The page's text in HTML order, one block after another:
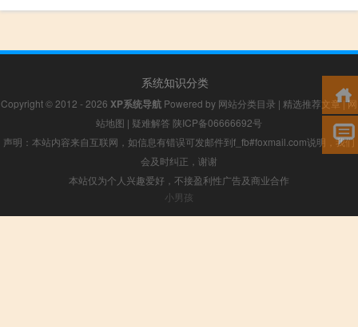
系统知识分类
Copyright © 2012 - 2026 XP系统导航 Powered by 网站分类目录 | 精选推荐文章|网
站地图 | 疑难解答 陕ICP备06666692号
声明：本站内容来自互联网，如信息有错误可发邮件到f_fb#foxmail.com说明，我们
会及时纠正，谢谢
本站仅为个人兴趣爱好，不接盈利性广告及商业合作
小男孩